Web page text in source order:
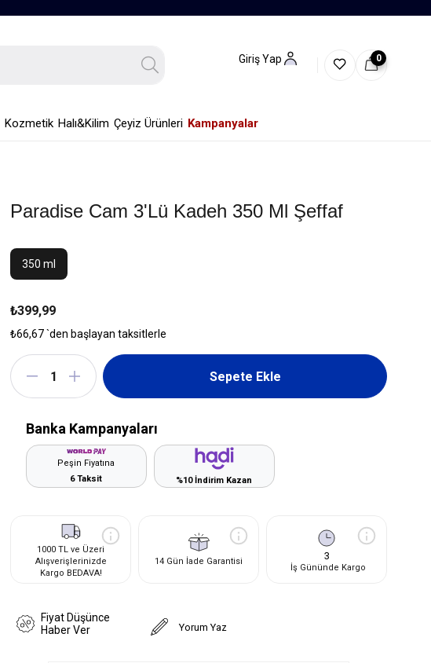
Giriş Yap 0
Kozmetik Halı&Kilim Çeyiz Ürünleri Kampanyalar
Paradise Cam 3'lü Kadeh 350 Ml Şeffaf
350 ml
₺399,99
₺66,67`den başlayan taksitlerle
Banka Kampanyaları
Peşin Fiyatına
6 Taksit
%10 İndirim Kazan
1000 TL ve Üzeri
Alışverişlerinizde
Kargo BEDAVA!
14 Gün İade Garantisi 3
İş Gününde Kargo
Fiyat Düşünce
Haber Ver
Yorum Yaz